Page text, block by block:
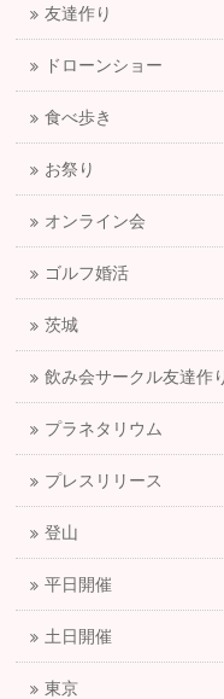
友達作り
ドローンショー
食べ歩き
お祭り
オンライン会
ゴルフ婚活
茨城
飲み会サークル友達作
プラネタリウム
プレスリリース
登山
平日開催
土日開催
東京